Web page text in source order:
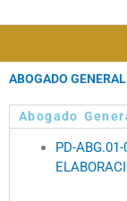
al
ABOGADO GENERAL
Abogado
PD-